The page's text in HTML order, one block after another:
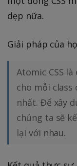
dẹp nữa.
Giải pháp của
Atomic CSS
cho mỗi
nhất. Để xây
chúng ta sẽ
lại với nhau.